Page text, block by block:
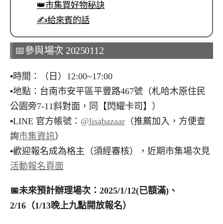
👑市集買好物秘訣
✍️給來賓的話
📅參與場次 20250112
▪︎時間：（日）12:00~17:00
▪︎地點：台南市安平區平豐路467號（札哈木原住民
公園旁7-11斜對面，同【閃耀卡司】）
▪︎LINE 官方帳號： @lisabazaar （推薦加入，方便查
詢市集資訊）
▪︎歡迎報名成為格主（須經審核），近期市集場次見
活動報名頁面
📅未來預計辦理場次：2025/1/12(已額滿)、
2/16（1/13晚上九點開放報名）